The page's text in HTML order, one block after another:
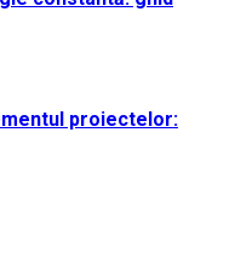
proiectelor: